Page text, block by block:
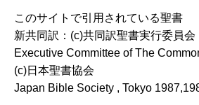
このサイトで引用されている聖書
新共同訳：(c)共同訳聖書実行委員会
Executive Committee of The
(c)日本聖書協会
Japan Bible Society , Tokyo